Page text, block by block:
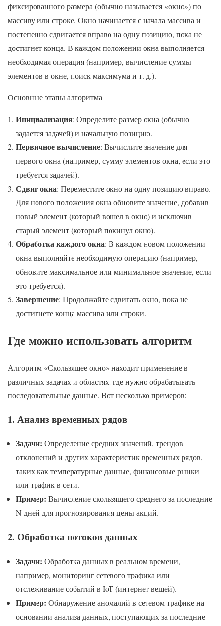
фиксированного размера (обычно называется «окно») по
массиву или строке. Окно начинается с начала массива и
постепенно сдвигается вправо на одну позицию, пока не
достигнет конца. В каждом положении окна выполняется
необходимая операция (например, вычисление суммы
элементов в окне, поиск максимума и т. д.).
Основные этапы алгоритма
Инициализация: Определите размер окна (обычно
задается задачей) и начальную позицию.
Первичное вычисление: Вычислите значение для
первого окна (например, сумму элементов окна, если это
требуется задачей).
Сдвиг окна: Переместите окно на одну позицию вправо.
Для нового положения окна обновите значение, добавив
новый элемент (который вошел в окно) и исключив
старый элемент (который покинул окно).
Обработка каждого окна: В каждом новом положении
окна выполняйте необходимую операцию (например,
обновите максимальное или минимальное значение, если
это требуется).
Завершение: Продолжайте сдвигать окно, пока не
достигнете конца массива или строки.
Где можно использовать алгоритм
Алгоритм «Скользящее окно» находит применение в
различных задачах и областях, где нужно обрабатывать
последовательные данные. Вот несколько примеров:
1. Анализ временных рядов
Задачи: Определение средних значений, трендов,
отклонений и других характеристик временных рядов,
таких как температурные данные, финансовые рынки
или трафик в сети.
Пример: Вычисление скользящего среднего за последние
N дней для прогнозирования цены акций.
2. Обработка потоков данных
Задачи: Обработка данных в реальном времени,
например, мониторинг сетевого трафика или
отслеживание событий в IoT (интернет вещей).
Пример: Обнаружение аномалий в сетевом трафике на
основании анализа данных, поступающих за последние